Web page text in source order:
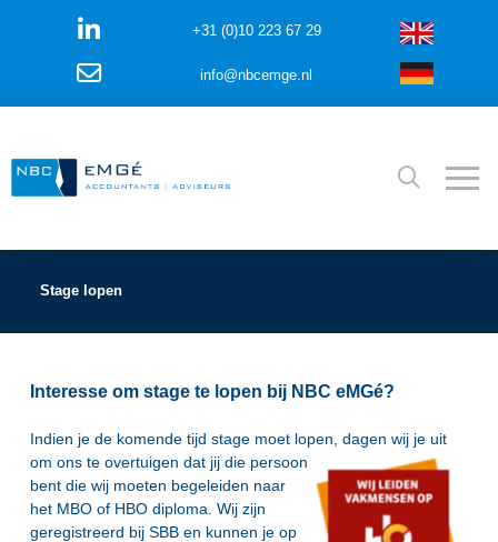
+31 (0)10 223 67 29
info@nbcemge.nl
Stage lopen
Interesse om stage te lopen bij NBC eMGé?
Indien je de komende tijd stage moet lopen, dagen wij je uit
om ons te overtuigen dat jij die persoon
bent die wij moeten begeleiden naar
het MBO of HBO diploma. Wij zijn
geregistreerd bij SBB en kunnen je op